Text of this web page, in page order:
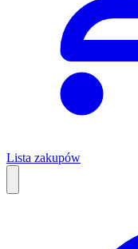
Lista zakupów